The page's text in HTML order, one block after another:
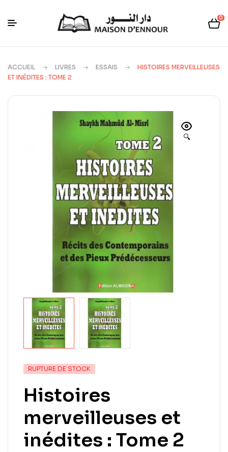
0
ACCUEIL LIVRES ESSAIS
HISTOIRES MERVEILLEUSES
ET INÉDITES : TOME 2
🔍
RUPTURE DE STOCK
Histoires
merveilleuses et
inédites : Tome 2